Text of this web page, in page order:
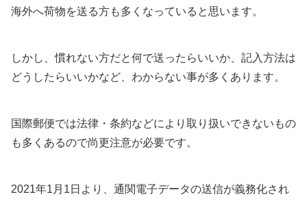
海外へ荷物を送る方も多くなっていると思います。
しかし、慣れない方だと何で送ったらいいか、記入方法は
どうしたらいいかなど、わからない事が多くあります。
国際郵便では法律・条約などにより取り扱いできないもの
も多くあるので尚更注意が必要です。
2021年1月1日より、通関電子データの送信が義務化され